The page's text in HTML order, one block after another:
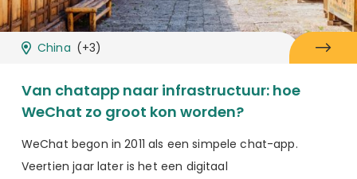
China (+3)
Van chatapp naar infrastructuur: hoe
WeChat zo groot kon worden?
WeChat begon in 2011 als een simpele chat-app.
Veertien jaar later is het een digitaal